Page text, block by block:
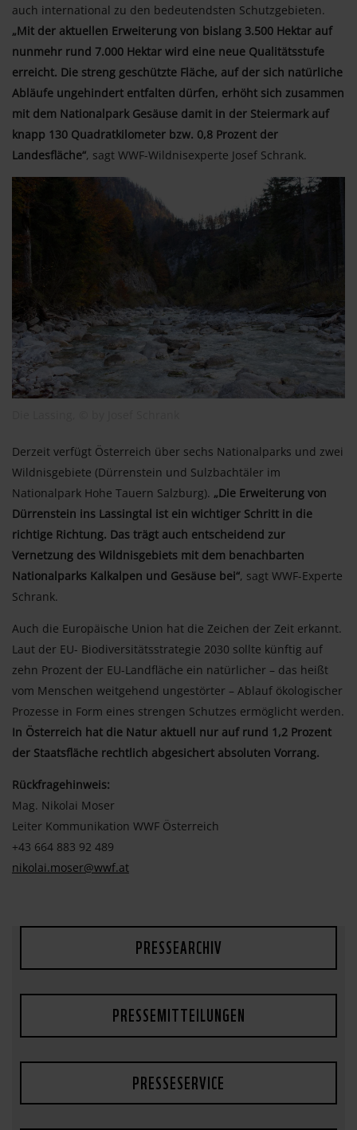
auch international zu den bedeutendsten Schutzgebieten.
„Mit der aktuellen Erweiterung von bislang 3.500 Hektar auf
nunmehr rund 7.000 Hektar wird eine neue Qualitätsstufe
erreicht. Die streng geschützte Fläche, auf der sich natürliche
Abläufe ungehindert entfalten dürfen, erhöht sich zusammen
mit dem Nationalpark Gesäuse damit in der Steiermark auf
knapp 130 Quadratkilometer bzw. 0,8 Prozent der
Landesfläche“, sagt WWF-Wildnisexperte Josef Schrank.
Derzeit verfügt Österreich über sechs Nationalparks und zwei
Wildnisgebiete (Dürrenstein und Sulzbachtäler im
Nationalpark Hohe Tauern Salzburg). „Die Erweiterung von
Dürrenstein ins Lassingtal ist ein wichtiger Schritt in die
richtige Richtung. Das trägt auch entscheidend zur
Vernetzung des Wildnisgebiets mit dem benachbarten
Nationalparks Kalkalpen und Gesäuse bei“, sagt WWF-Experte
Schrank.
Auch die Europäische Union hat die Zeichen der Zeit erkannt.
Laut der EU- Biodiversitätsstrategie 2030 sollte künftig auf
zehn Prozent der EU-Landfläche ein natürlicher – das heißt
vom Menschen weitgehend ungestörter – Ablauf ökologischer
Prozesse in Form eines strengen Schutzes ermöglicht werden.
In Österreich hat die Natur aktuell nur auf rund 1,2 Prozent
der Staatsfläche rechtlich abgesichert absoluten Vorrang.
Rückfragehinweis:
Mag. Nikolai Moser
Leiter Kommunikation WWF Österreich
+43 664 883 92 489
nikolai.moser@wwf.at
PRESSEARCHIV
PRESSEMITTEILUNGEN
PRESSESERVICE